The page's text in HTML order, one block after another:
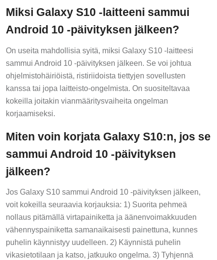
Miksi Galaxy S10 -laitteeni sammui
Android 10 -päivityksen jälkeen?
On useita mahdollisia syitä, miksi Galaxy S10 -laitteesi
sammui Android 10 -päivityksen jälkeen. Se voi johtua
ohjelmistohäiriöistä, ristiriidoista tiettyjen sovellusten
kanssa tai jopa laitteisto-ongelmista. On suositeltavaa
kokeilla joitakin vianmääritysvaiheita ongelman
korjaamiseksi.
Miten voin korjata Galaxy S10:n, jos se
sammui Android 10 -päivityksen
jälkeen?
Jos Galaxy S10 sammui Android 10 -päivityksen jälkeen,
voit kokeilla seuraavia korjauksia: 1) Suorita pehmeä
nollaus pitämällä virtapainiketta ja äänenvoimakkuuden
vähennyspainiketta samanaikaisesti painettuna, kunnes
puhelin käynnistyy uudelleen. 2) Käynnistä puhelin
vikasietotilaan ja katso, jatkuuko ongelma. 3) Tyhjennä